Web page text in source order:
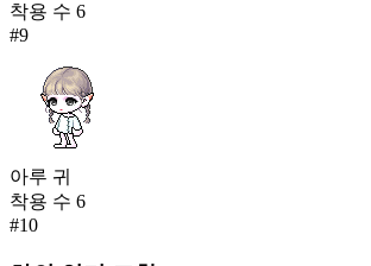
착용 수 6
#9
아루 귀
착용 수 6
#10